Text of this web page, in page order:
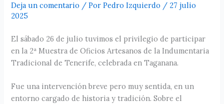
Deja un comentario / PorPedro Izquierdo / 27 julio
2025
El sábado 26 de julio tuvimos el privilegio de participar
en la 2ª Muestra de Oficios Artesanos de la Indumentaria
Tradicional de Tenerife, celebrada en Taganana.
Fue una intervención breve pero muy sentida, en un
entorno cargado de historia y tradición. Sobre el